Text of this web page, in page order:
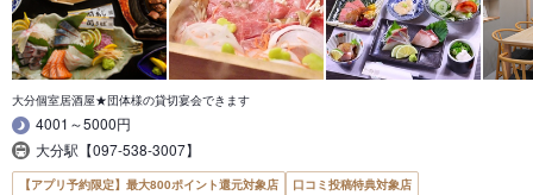
大分個室居酒屋★団体様の貸切宴会できます
4001～5000円
大分駅【097-538-3007】
【アプリ予約限定】最大800ポイント還元対象店
口コミ投稿特典対象店